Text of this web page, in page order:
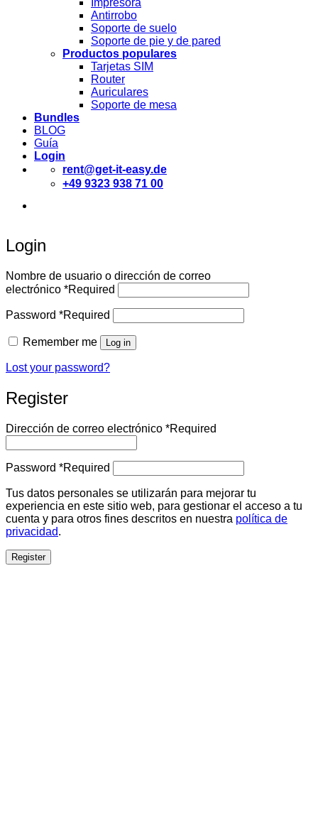
Impresora
Antirrobo
Soporte de suelo
Soporte de pie y de pared
Productos populares
Tarjetas SIM
Router
Auriculares
Soporte de mesa
Bundles
BLOG
Guía
Login
rent@get-it-easy.de
+49 9323 938 71 00
Login
Nombre de usuario o dirección de correo
electrónico *Required
Password *Required
Remember me Log in
Lost your password?
Register
Dirección de correo electrónico *Required
Password *Required
Tus datos personales se utilizarán para mejorar tu
experiencia en este sitio web, para gestionar el acceso a tu
cuenta y para otros fines descritos en nuestra política de
privacidad.
Register